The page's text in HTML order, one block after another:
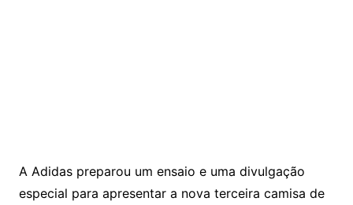
A Adidas preparou um ensaio e uma divulgação
especial para apresentar a nova terceira camisa de